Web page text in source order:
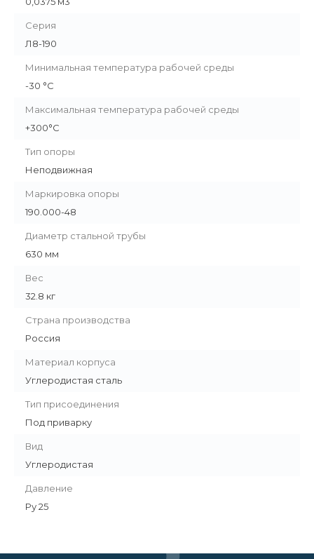
Серия
Л8-190
Минимальная температура рабочей среды
-30 °С
Максимальная температура рабочей среды
+300°С
Тип опоры
Неподвижная
Маркировка опоры
190.000-48
Диаметр стальной трубы
630 мм
Вес
32.8 кг
Страна производства
Россия
Материал корпуса
Углеродистая сталь
Тип присоединения
Под приварку
Вид
Углеродистая
Давление
Ру 25